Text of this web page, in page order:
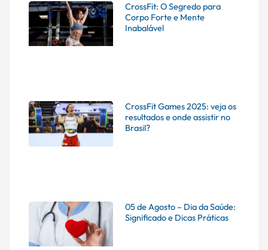
CrossFit: O Segredo para
Corpo Forte e Mente
Inabalável
CrossFit Games 2025: veja os
resultados e onde assistir no
Brasil?
05 de Agosto – Dia da Saúde:
Significado e Dicas Práticas